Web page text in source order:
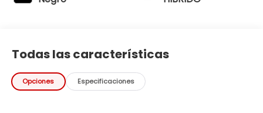
Todas las características
Opciones Especificaciones